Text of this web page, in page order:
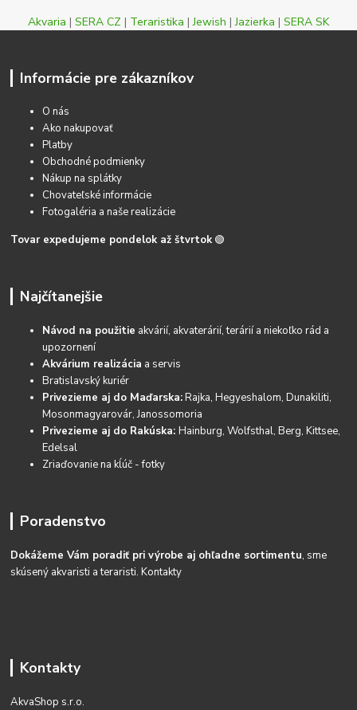
Akvaria | SERA CZ | Teraristika |Jewish |Jazierka | SERA SK
Informácie pre zákazníkov
O nás
Ako nakupovať
Platby
Obchodné podmienky
Nákup na splátky
Chovateľské informácie
Fotogaléria a naše realizácie
Tovar expedujeme pondelok až štvrtok 🟢
Najčítanejšie
Návod na použitie akvárií, akvaterárií, terárií a niekoľko rád a
upozornení
Akvárium realizácia a servis
Bratislavský kuriér
Privezieme aj do Maďarska:Rajka, Hegyeshalom, Dunakiliti,
Mosonmagyarovár, Janossomoria
Privezieme aj do Rakúska:Hainburg, Wolfsthal, Berg, Kittsee,
Edelsal
Zriaďovanie na kĺúč - fotky
Poradenstvo
Dokážeme Vám poradiť pri výrobe aj ohľadne sortimentu, sme
skúsený akvaristi a teraristi.Kontakty
Kontakty
AkvaShop s.r.o.